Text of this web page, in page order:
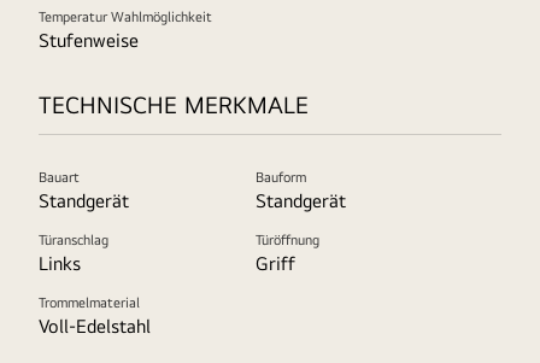
Temperatur Wahlmöglichkeit
Stufenweise
TECHNISCHE MERKMALE
Bauart
Standgerät
Bauform
Standgerät
Türanschlag
Links
Türöffnung
Griff
Trommelmaterial
Voll-Edelstahl